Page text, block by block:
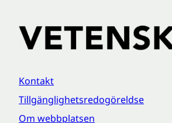
Kontakt
Tillgänglighetsredogöreldse
Om webbplatsen